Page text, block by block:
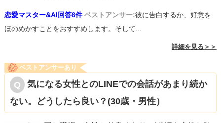
恋愛マスター&AI回答6件 ベストアンサー:彼に告白するか、好意を
ほのめかすことをおすすめします。そして...
詳細を見る＞＞
ベストアンサーあり
気になる女性とのLINEでの会話があまり続か
ない。どうしたら良い？(30歳・男性）